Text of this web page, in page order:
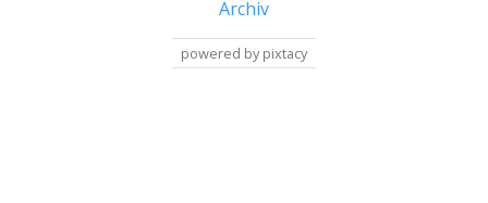
Archiv
powered by pixtacy